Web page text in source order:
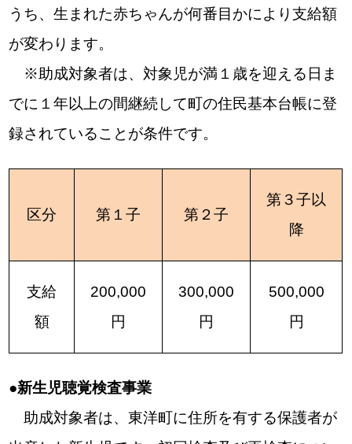
うち、生まれた赤ちゃんが何番目かにより支給額
が変わります。
※助成対象者は、対象児が満１歳を迎える日ま
でに１年以上の間継続して町の住民基本台帳に登
録されていることが条件です。
区分 第１子 第２子
第３子以
降
支給
額
200,000
円
300,000
円
500,000
円
●新生児聴覚検査事業
助成対象者は、東洋町に住所を有する保護者が